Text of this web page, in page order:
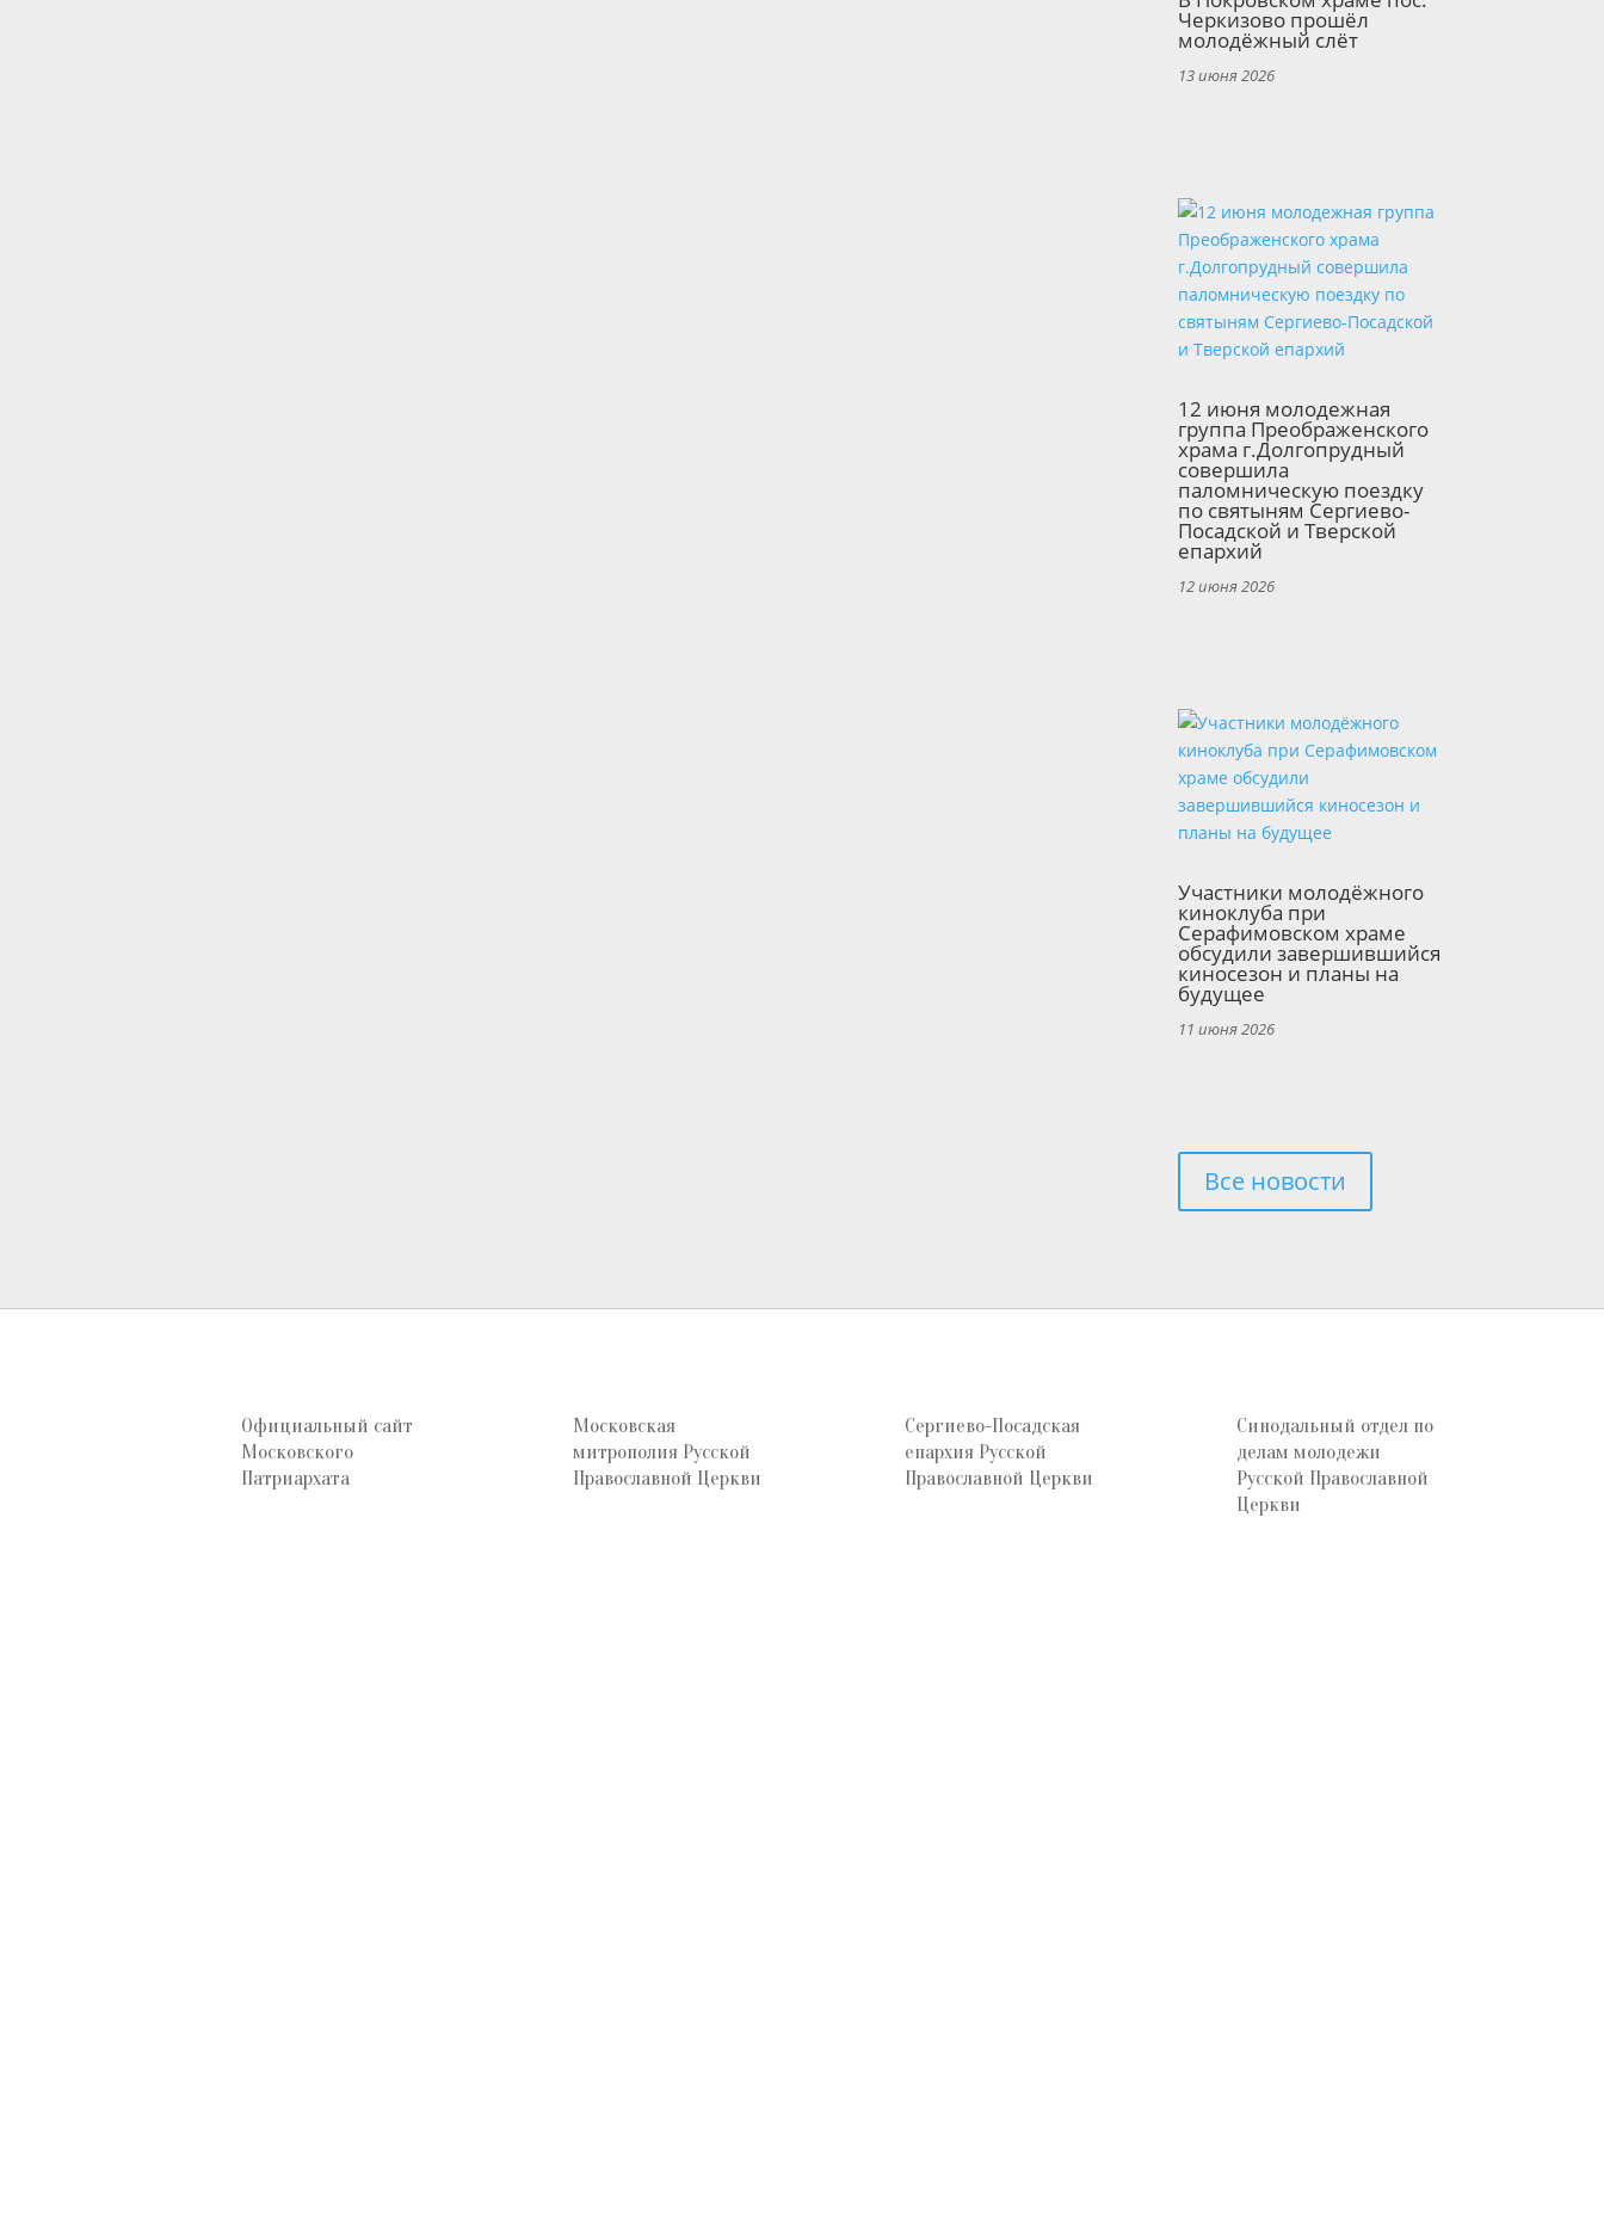
Черкизово прошёл
молодёжный слёт
13 июня 2026
12 июня молодежная
группа Преображенского
храма г.Долгопрудный
совершила
паломническую поездку
по святыням Сергиево-
Посадской и Тверской
епархий
12 июня 2026
Участники молодёжного
киноклуба при
Серафимовском храме
обсудили завершившийся
киносезон и планы на
будущее
11 июня 2026
Все новости
Официальный сайт
Московского
Патриархата
Московская
митрополия Русской
Православной Церкви
Сергиево-Посадская
епархия Русской
Православной Церкви
Синодальный отдел по
делам молодежи
Русской Православной
Церкви